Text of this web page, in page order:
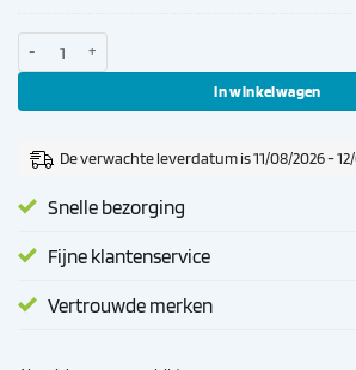
In winkelwagen
De verwachte leverdatum is 11/08/2026 -
Snelle bezorging
Fijne klantenservice
Vertrouwde merken